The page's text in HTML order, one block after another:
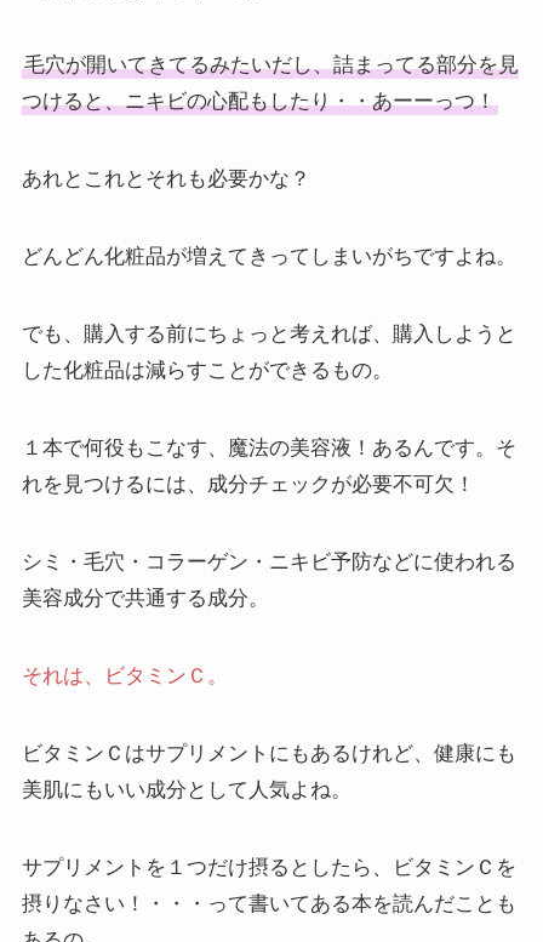
毛穴が開いてきてるみたいだし、詰まってる部分を見
つけると、ニキビの心配もしたり・・あーーっつ！
あれとこれとそれも必要かな？
どんどん化粧品が増えてきってしまいがちですよね。
でも、購入する前にちょっと考えれば、購入しようと
した化粧品は減らすことができるもの。
１本で何役もこなす、魔法の美容液！あるんです。そ
れを見つけるには、成分チェックが必要不可欠！
シミ・毛穴・コラーゲン・ニキビ予防などに使われる
美容成分で共通する成分。
それは、ビタミンＣ。
ビタミンＣはサプリメントにもあるけれど、健康にも
美肌にもいい成分として人気よね。
サプリメントを１つだけ摂るとしたら、ビタミンＣを
摂りなさい！・・・って書いてある本を読んだことも